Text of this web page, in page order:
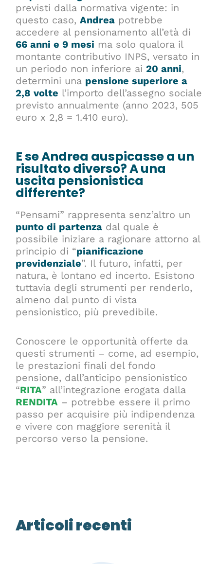
previsti dalla normativa vigente: in
questo caso,Andrea potrebbe
accedere al pensionamento all’età di
66 anni e 9 mesi ma solo qualora il
montante contributivo INPS, versato in
un periodo non inferiore ai20 anni,
determini una pensione superiore a
2,8 volte l’importo dell’assegno sociale
previsto annualmente (anno 2023, 505
euro x 2,8 = 1.410 euro).
E se Andrea auspicasse a un
risultato diverso? A una
uscita pensionistica
differente?
“Pensami” rappresenta senz’altro un
punto di partenza dal quale è
possibile iniziare a ragionare attorno al
principio di “pianificazione
previdenziale”. Il futuro, infatti, per
natura, è lontano ed incerto. Esistono
tuttavia degli strumenti per renderlo,
almeno dal punto di vista
pensionistico, più prevedibile.
Conoscere le opportunità offerte da
questi strumenti – come, ad esempio,
le prestazioni finali del fondo
pensione, dall’anticipo pensionistico
“RITA” all’integrazione erogata dalla
RENDITA – potrebbe essere il primo
passo per acquisire più indipendenza
e vivere con maggiore serenità il
percorso verso la pensione.
Articoli recenti